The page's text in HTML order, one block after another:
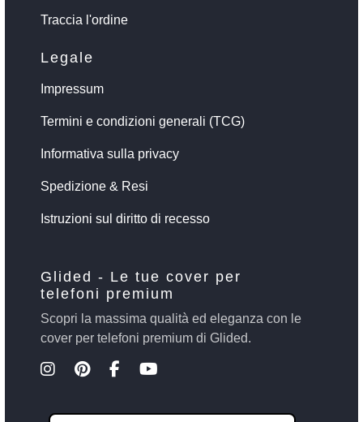
Traccia l'ordine
Legale
Impressum
Termini e condizioni generali (TCG)
Informativa sulla privacy
Spedizione & Resi
Istruzioni sul diritto di recesso
Glided - Le tue cover per
telefoni premium
Scopri la massima qualità ed eleganza con le
cover per telefoni premium di Glided.